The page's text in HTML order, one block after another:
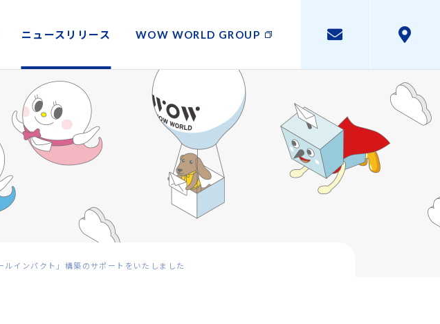
ニュースリリース WOW WORLD GROUP
インパクト」構築のサポートをいたしました